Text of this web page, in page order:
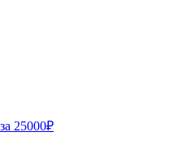
25000₽